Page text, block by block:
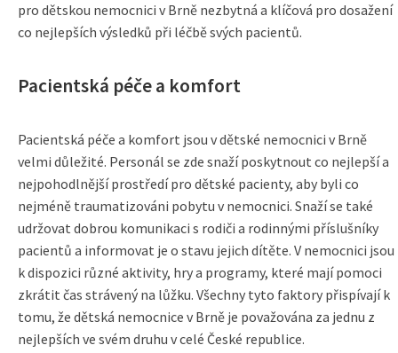
pro dětskou nemocnici v Brně nezbytná a klíčová pro dosažení
co nejlepších výsledků při léčbě svých pacientů.
Pacientská péče a komfort
Pacientská péče a komfort jsou v dětské nemocnici v Brně
velmi důležité. Personál se zde snaží poskytnout co nejlepší a
nejpohodlnější prostředí pro dětské pacienty, aby byli co
nejméně traumatizováni pobytu v nemocnici. Snaží se také
udržovat dobrou komunikaci s rodiči a rodinnými příslušníky
pacientů a informovat je o stavu jejich dítěte. V nemocnici jsou
k dispozici různé aktivity, hry a programy, které mají pomoci
zkrátit čas strávený na lůžku. Všechny tyto faktory přispívají k
tomu, že dětská nemocnice v Brně je považována za jednu z
nejlepších ve svém druhu v celé České republice.